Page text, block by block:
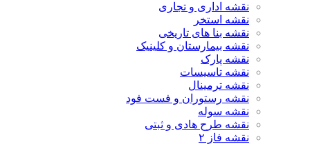
نقشه اداری و تجاری
نقشه استخر
نقشه بنا های تاریخی
نقشه بیمارستان و کلینیک
نقشه پارک
نقشه تاسیسات
نقشه ترمینال
نقشه رستوران و فست فود
نقشه سوله
نقشه طرح هادی و ثبتی
نقشه فاز ۲